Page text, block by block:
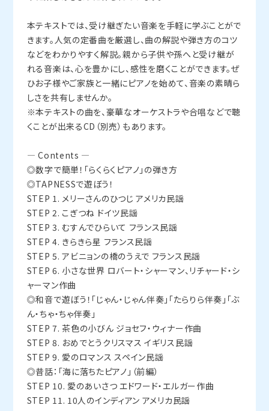
本テキストでは、受け継ぎたい音楽を手軽に学ぶことがで
きます。人気の定番曲を厳選し、曲の解説や弾き方のコツ
などをわかりやすく解説。親から子供や孫へと受け継が
れる音楽は、心を豊かにし、感性を磨くことができます。ぜ
ひお子様やご家族と一緒にピアノを始めて、音楽の素晴ら
しさを共有しませんか。
※本テキストの曲を、豪華なオーケストラや合唱などで聴
くことが出来るCD（別売）もあります。
― Contents ―
◎数字で簡単！「らくらくピアノ」の弾き方
◎TAPNESSで遊ぼう！
STEP 1. メリーさんのひつじ アメリカ民謡
STEP 2. こぎつね ドイツ民謡
STEP 3. むすんでひらいて フランス民謡
STEP 4. きらきら星 フランス民謡
STEP 5. アビニョンの橋のうえで フランス民謡
STEP 6. 小さな世界 ロバート・シャーマン、リチャード・シ
ャーマン作曲
◎和音で遊ぼう！「じゃん・じゃん伴奏」「たらりら伴奏」「ぶ
ん・ちゃ・ちゃ伴奏」
STEP 7. 茶色の小びん ジョセフ・ウィナー作曲
STEP 8. おめでとうクリスマス イギリス民謡
STEP 9. 愛のロマンス スペイン民謡
◎昔話：「海に落ちたピアノ」（前編）
STEP 10. 愛のあいさつ エドワード・エルガー作曲
STEP 11. 10人のインディアン アメリカ民謡